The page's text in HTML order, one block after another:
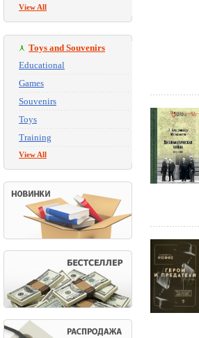
View All
Toys and Souvenirs
Educational
Games
Souvenirs
Toys
Training
View All